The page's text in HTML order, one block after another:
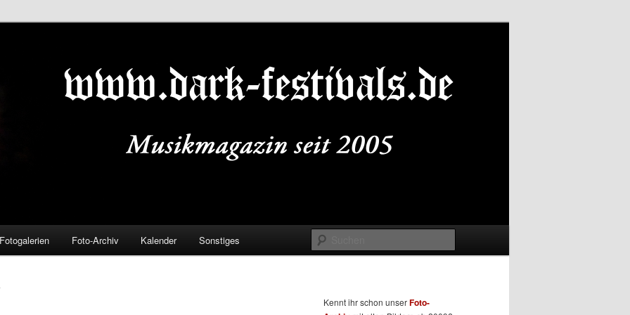
Fotogalerien Foto-Archiv Kalender Sonstiges
Kennt ihr schon unserFoto-